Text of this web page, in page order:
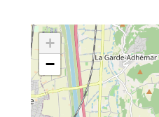
+
−